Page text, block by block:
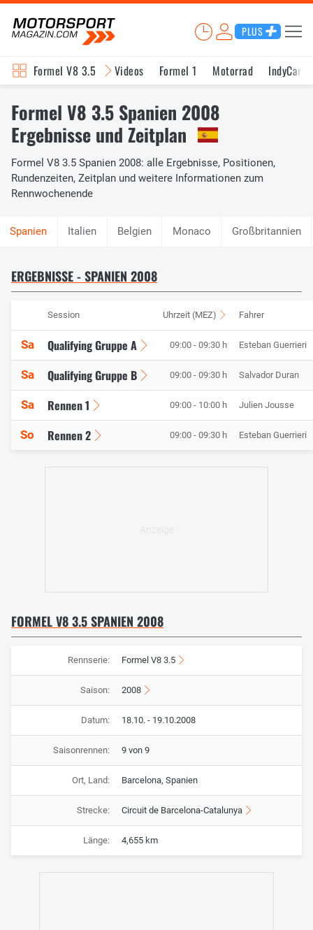
PLUS
Formel V8 3.5 Videos Formel 1 Motorrad IndyCar
Formel V8 3.5 Spanien 2008
Ergebnisse und Zeitplan
Formel V8 3.5 Spanien 2008: alle Ergebnisse, Positionen,
Rundenzeiten, Zeitplan und weitere Informationen zum
Rennwochenende
Italien Belgien Monaco Großbritannien
ERGEBNISSE - SPANIEN 2008
Session Uhrzeit (MEZ) Fahrer
Sa Qualifying Gruppe A 09:00 - 09:30 h Esteban Guerrieri
Sa Qualifying Gruppe B 09:00 - 09:30 h Salvador Duran
Sa Rennen 1 09:00 - 10:00 h Julien Jousse
So Rennen 2 09:00 - 09:30 h Esteban Guerrieri
FORMEL V8 3.5 SPANIEN 2008
Rennserie: Formel V8 3.5
Saison: 2008
Datum: 18.10. - 19.10.2008
Saisonrennen: 9 von 9
Ort, Land: Barcelona, Spanien
Strecke: Circuit de Barcelona-Catalunya
Länge: 4,655 km